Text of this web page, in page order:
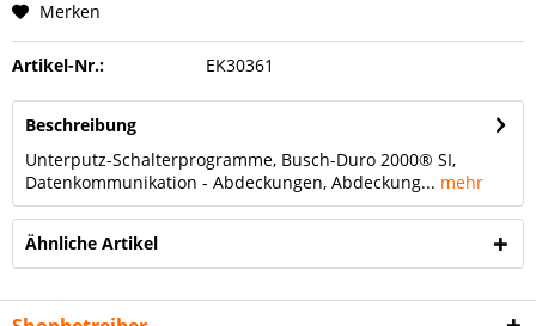
Merken
Artikel-Nr.: EK30361
Beschreibung
Unterputz-Schalterprogramme, Busch-Duro 2000® SI,
Datenkommunikation - Abdeckungen, Abdeckung... mehr
Ähnliche Artikel